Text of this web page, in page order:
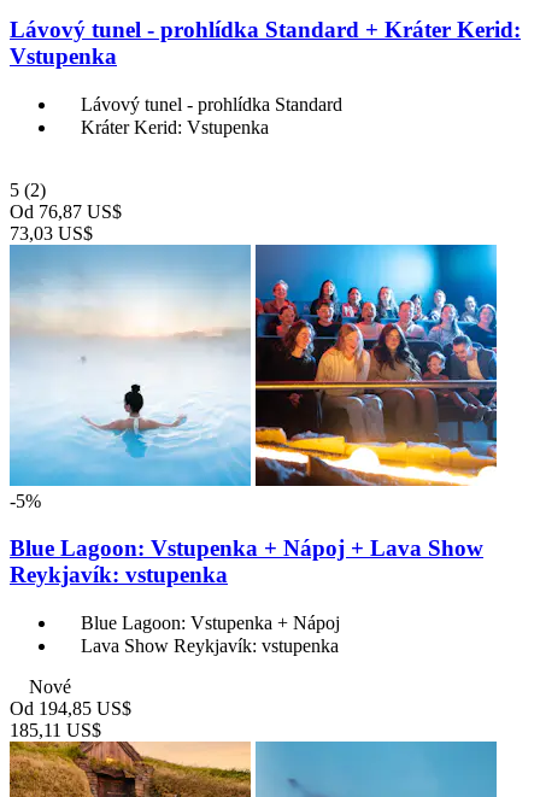
Lávový tunel - prohlídka Standard + Kráter Kerid:
Vstupenka
Lávový tunel - prohlídka Standard
Kráter Kerid: Vstupenka
5 (2)
Od 76,87 US$
73,03 US$
-5%
Blue Lagoon: Vstupenka + Nápoj + Lava Show
Reykjavík: vstupenka
Blue Lagoon: Vstupenka + Nápoj
Lava Show Reykjavík: vstupenka
Nové
Od 194,85 US$
185,11 US$